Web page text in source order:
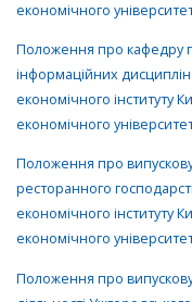
економічного
Положення про кафедру
інформаційних
економічного інституту
економічного
Положення про випускову
ресторанного
економічного інституту
економічного
Положення про